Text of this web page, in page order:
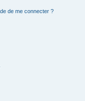
de me connecter ?